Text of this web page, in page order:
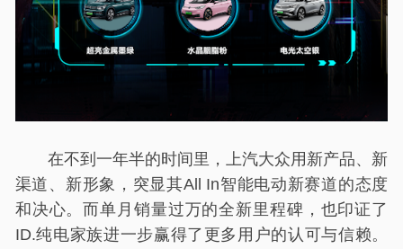
在不到一年半的时间里，上汽大众用新产品、新
渠道、新形象，突显其All In智能电动新赛道的态度
和决心。而单月销量过万的全新里程碑，也印证了
ID.纯电家族进一步赢得了更多用户的认可与信赖。